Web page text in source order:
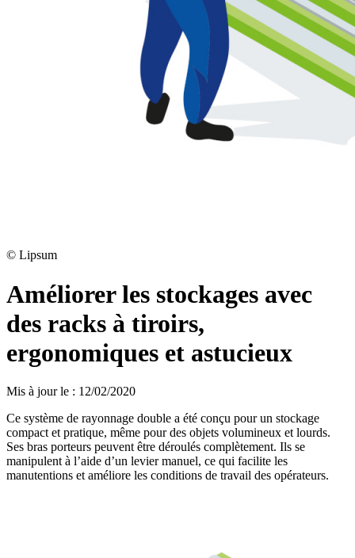
© Lipsum
Améliorer les stockages avec
des racks à tiroirs,
ergonomiques et astucieux
Mis à jour le : 12/02/2020
Ce système de rayonnage double a été conçu pour un stockage
compact et pratique, même pour des objets volumineux et lourds.
Ses bras porteurs peuvent être déroulés complètement. Ils se
manipulent à l’aide d’un levier manuel, ce qui facilite les
manutentions et améliore les conditions de travail des opérateurs.